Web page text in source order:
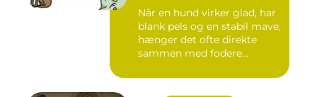
Når en hund virker glad, har
blank pels og en stabil mave,
hænger det ofte direkte
sammen med fodere...